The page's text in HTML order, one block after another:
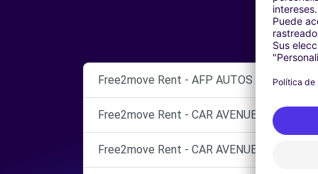
Free2move Rent - AFP AUTOS - METZ
Free2move Rent - CAR AVENUE - METZ (P)
Free2move Rent - CAR AVENUE - METZ (C)